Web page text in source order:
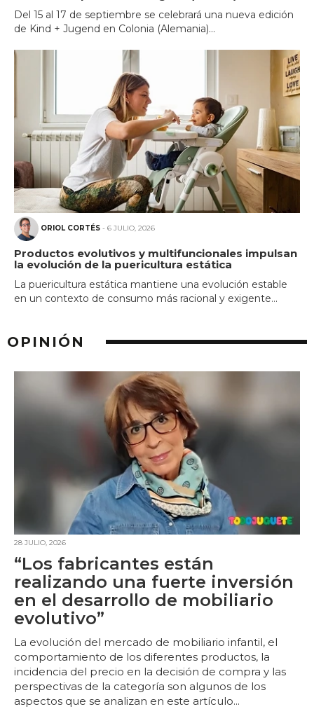
Del 15 al 17 de septiembre se celebrará una nueva edición
de Kind + Jugend en Colonia (Alemania)...
ORIOL CORTÉS - 6 JULIO, 2026
Productos evolutivos y multifuncionales impulsan
la evolución de la puericultura estática
La puericultura estática mantiene una evolución estable
en un contexto de consumo más racional y exigente...
OPINIÓN
28 JULIO, 2026
“Los fabricantes están
realizando una fuerte inversión
en el desarrollo de mobiliario
evolutivo”
La evolución del mercado de mobiliario infantil, el
comportamiento de los diferentes productos, la
incidencia del precio en la decisión de compra y las
perspectivas de la categoría son algunos de los
aspectos que se analizan en este artículo...